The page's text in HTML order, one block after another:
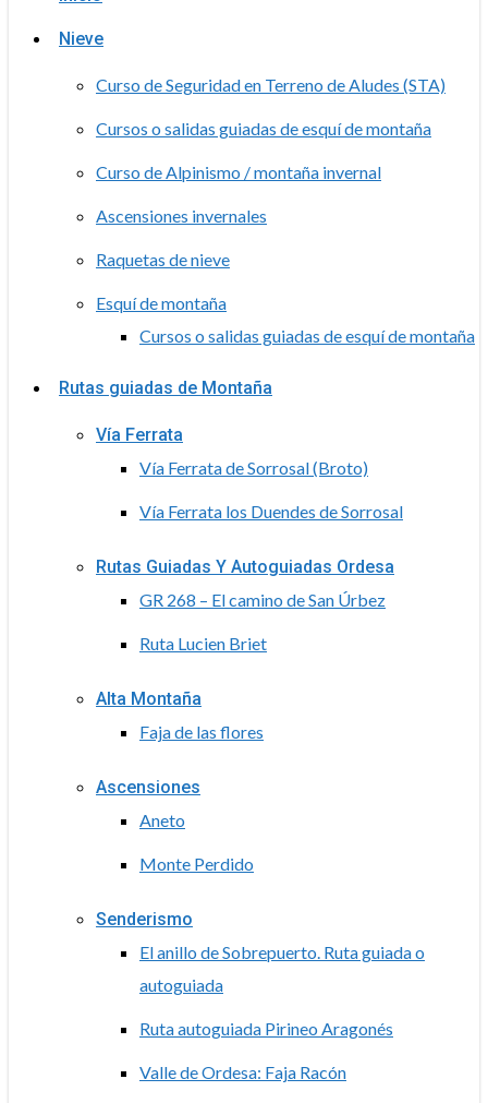
Nieve
Curso de Seguridad en Terreno de Aludes (STA)
Cursos o salidas guiadas de esquí de montaña
Curso de Alpinismo / montaña invernal
Ascensiones invernales
Raquetas de nieve
Esquí de montaña
Cursos o salidas guiadas de esquí de montaña
Rutas guiadas de Montaña
Vía Ferrata
Vía Ferrata de Sorrosal (Broto)
Vía Ferrata los Duendes de Sorrosal
Rutas Guiadas Y Autoguiadas Ordesa
GR 268 – El camino de San Úrbez
Ruta Lucien Briet
Alta Montaña
Faja de las flores
Ascensiones
Aneto
Monte Perdido
Senderismo
El anillo de Sobrepuerto. Ruta guiada o
autoguiada
Ruta autoguiada Pirineo Aragonés
Valle de Ordesa: Faja Racón